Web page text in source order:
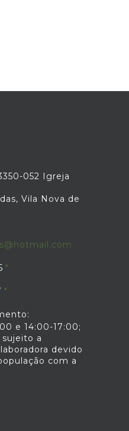
052 Igreja
Vila Nova de
e 14:00-17:00;
a
devido
com a